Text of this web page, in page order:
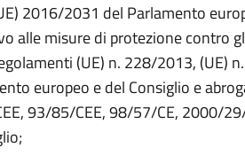
2016/2031 del Parlamento
alle misure di protezione contro
(UE) n. 228/2013, (UE)
europeo e del Consiglio e
93/85/CEE, 98/57/CE, 2000/